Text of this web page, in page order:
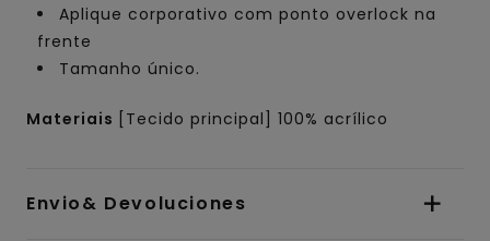
Aplique corporativo com ponto overlock na
frente
Tamanho único.
Materiais [Tecido principal] 100% acrílico
Envio& Devoluciones